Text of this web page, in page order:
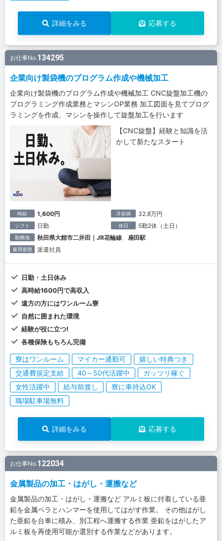
詳細をみる 応募する
お仕事No.134295
企業向け製袋機のプログラム作成や機械加工
企業向け製袋機のプログラム作成や機械加工 CNC旋盤加工機の
プログラミング作成業務とマシンOP業務 加工図面を見てプログ
ラミングを作成、マシンを操作して旋盤加工を行います
【CNC旋盤】経験と知識を活
かして新たなスタート
時給 1,600円 月収例 32.8万円
シフト 日勤 休日 5勤2休（土日）
勤務地 秋田県大館市二井田｜JR花輪線 扇田駅
雇用形態 派遣社員
日勤・土日休み
高時給1600円で高収入
遠方の方にはワンルーム寮
自然に囲まれた環境
経験が役に立つ!
各種保険もちろん完備
寮はワンルーム マイカー通勤可
嬉しい特典つき
交通費規定支給
40～50代活躍中
ガッツリ稼ぐ
女性活躍中
給与前渡し
寮に車持込OK
職場駐車場無料
詳細をみる 応募する
お仕事No.122034
金属製品の加工・はがし・運搬など
金属製品の加工・はがし・運搬など アルミ板に付着している亜
鉛を金属ベラとハンマーを使用してはがす作業。 その他はがし
た亜鉛を台車に積み、別工程へ運搬する作業 亜鉛をはがしたア
ルミ板を再使用可能か選別する作業などがあります。